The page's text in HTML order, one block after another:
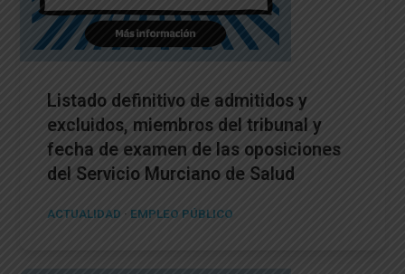
Listado definitivo de admitidos y
excluidos, miembros del tribunal y
fecha de examen de las oposiciones
del Servicio Murciano de Salud
ACTUALIDAD · EMPLEO PÚBLICO